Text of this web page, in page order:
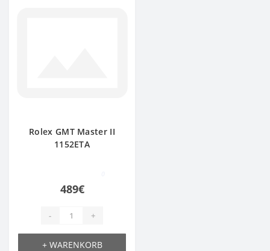
Rolex GMT Master II
1152ETA
489€
- +
+ WARENKORB